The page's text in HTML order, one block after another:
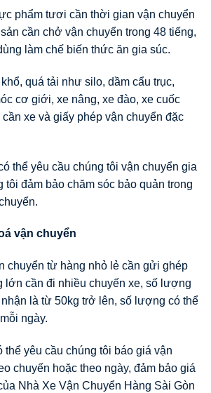
phẩm tươi cần thời gian vận chuyển
cần chở vận chuyển trong 48 tiếng,
làm chế biến thức ăn gia súc.
quá tải như silo, dầm cẩu trục,
cơ giới, xe nâng, xe đào, xe cuốc
cần xe và giấy phép vận chuyển đặc
thể yêu cầu chúng tôi vận chuyển gia
tôi đảm bảo chăm sóc bảo quản trong
vận chuyển
chuyển từ hàng nhỏ lẻ cần gửi ghép
lớn cần đi nhiều chuyến xe, số lượng
nhận là từ 50kg trở lên, số lượng có thể
ngày.
thể yêu cầu chúng tôi báo giá vận
chuyến hoặc theo ngày, đảm bảo giá
Nhà Xe Vận Chuyển Hàng Sài Gòn